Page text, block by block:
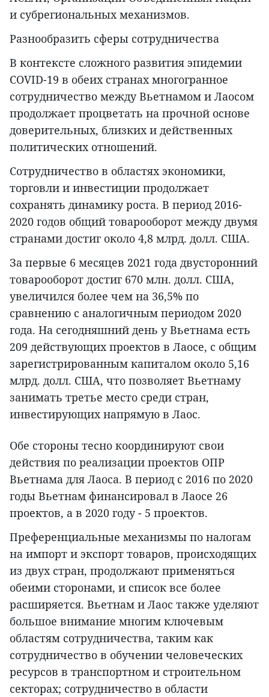
и субрегиональных механизмов.
Разнообразить сферы сотрудничества
В контексте сложного развития эпидемии
COVID-19 в обеих странах многогранное
сотрудничество между Вьетнамом и Лаосом
продолжает процветать на прочной основе
доверительных, близких и действенных
политических отношений.
Сотрудничество в областях экономики,
торговли и инвестиции продолжает
сохранять динамику роста. В период 2016-
2020 годов общий товарооборот между двумя
странами достиг около 4,8 млрд. долл. США.
За первые 6 месяцев 2021 года двусторонний
товарооборот достиг 670 млн. долл. США,
увеличился более чем на 36,5% по
сравнению с аналогичным периодом 2020
года. На сегодняшний день у Вьетнама есть
209 действующих проектов в Лаосе, с общим
зарегистрированным капиталом около 5,16
млрд. долл. США, что позволяет Вьетнаму
занимать третье место среди стран,
инвестирующих напрямую в Лаос.
Обе стороны тесно координируют свои
действия по реализации проектов ОПР
Вьетнама для Лаоса. В период с 2016 по 2020
годы Вьетнам финансировал в Лаосе 26
проектов, а в 2020 году - 5 проектов.
Преференциальные механизмы по налогам
на импорт и экспорт товаров, происходящих
из двух стран, продолжают применяться
обеими сторонами, и список все более
расширяется. Вьетнам и Лаос также уделяют
большое внимание многим ключевым
областям сотрудничества, таким как
сотрудничество в обучении человеческих
ресурсов в транспортном и строительном
секторах; сотрудничество в области